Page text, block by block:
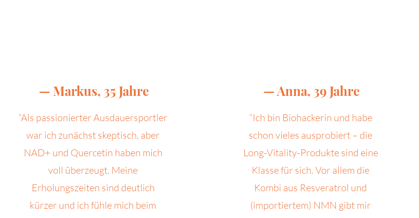
— Markus, 35 Jahre
“Als passionierter Ausdauersportler
war ich zunächst skeptisch, aber
NAD+ und Quercetin haben mich
voll überzeugt. Meine
Erholungszeiten sind deutlich
kürzer und ich fühle mich beim
— Anna, 39 Jahre
“Ich bin Biohackerin und habe
schon vieles ausprobiert – die
Long-Vitality-Produkte sind eine
Klasse für sich. Vor allem die
Kombi aus Resveratrol und
(importiertem) NMN gibt mir